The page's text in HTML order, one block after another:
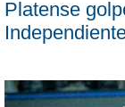
Platense